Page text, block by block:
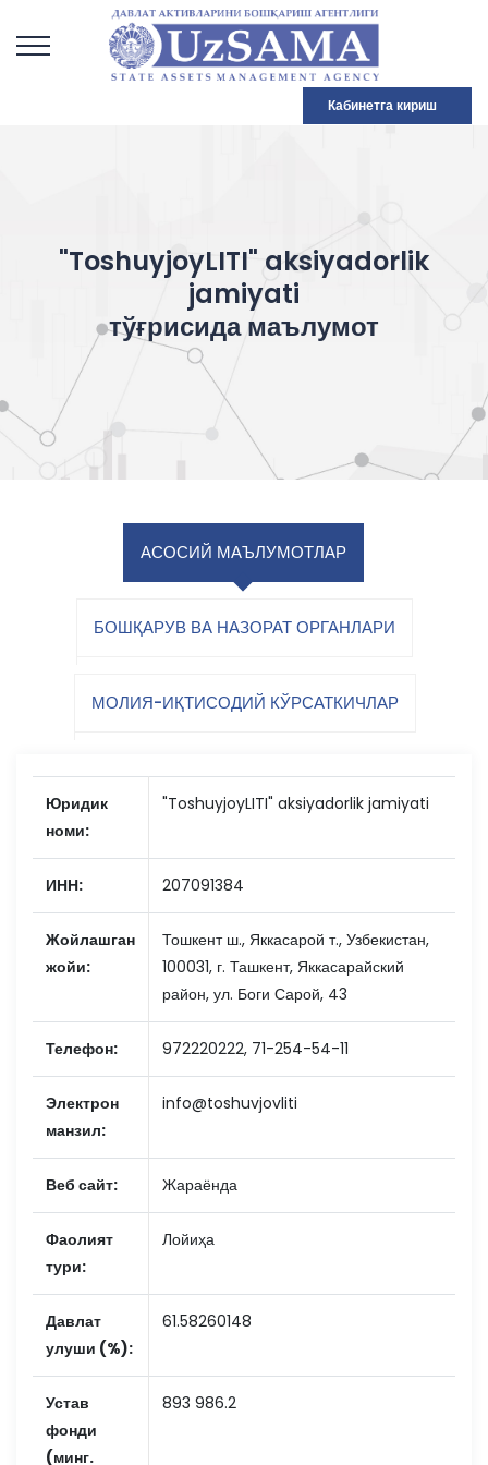
Кабинетга кириш
"ToshuyjoyLITI" aksiyadorlik
jamiyati
тўғрисида маълумот
АСОСИЙ МАЪЛУМОТЛАР
БОШҚАРУВ ВА НАЗОРАТ ОРГАНЛАРИ
МОЛИЯ-ИҚТИСОДИЙ КЎРСАТКИЧЛАР
Юридик
номи:
"ToshuyjoyLITI" aksiyadorlik jamiyati
ИНН: 207091384
Жойлашган
жойи:
Тошкент ш., Яккасарой т., Узбекистан,
100031, г. Ташкент, Яккасарайский
район, ул. Боги Сарой, 43
Телефон: 972220222, 71-254-54-11
Электрон
манзил:
info@toshuvjovliti
Веб сайт: Жараёнда
Фаолият
тури:
Лойиҳа
Давлат
улуши (%):
61.58260148
Устав
фонди
(минг.
893 986.2